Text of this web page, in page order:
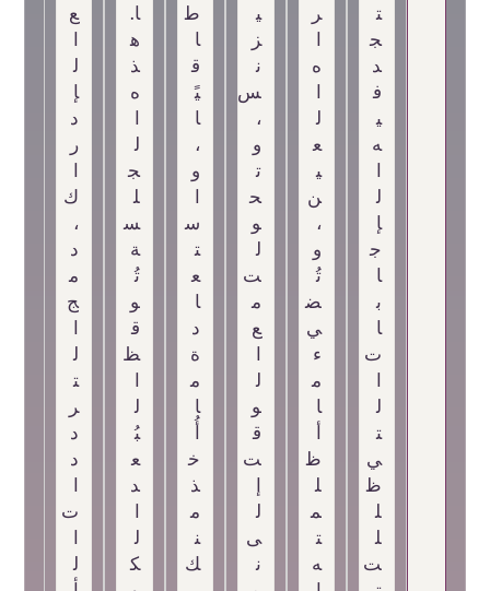
ت
ج
د
ف
ي
ه
ا
ل
إ
ج
ا
ب
ا
ت
ا
ل
ت
ي
ظ
ل
ل
ت
ر
ا
ه
ا
ل
ع
ي
ن
،
و
تُ
ض
ي
ء
م
ا
أ
ظ
ل
م
ت
ه
ي
ز
ن
س
،
و
ت
ح
و
ل
ت
م
ع
ا
ل
و
ق
ت
إ
ل
ى
ن
ط
ا
ق
يً
ا
،
و
ا
س
ت
ع
ا
د
ة
م
ا
أُ
خ
ذ
م
ن
ك
ا.
ه
ذ
ه
ا
ل
ج
ل
س
ة
تُ
و
ق
ظ
ا
ل
بُ
ع
د
ا
ل
ك
ع
ا
ل
إ
د
ر
ا
ك
،
د
م
ج
ا
ل
ت
ر
د
د
ا
ت
ا
ل